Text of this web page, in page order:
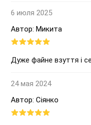
6 июля 2025
Автор: Микита
Дуже файне взуття і
24 мая 2024
Автор: Сіянко